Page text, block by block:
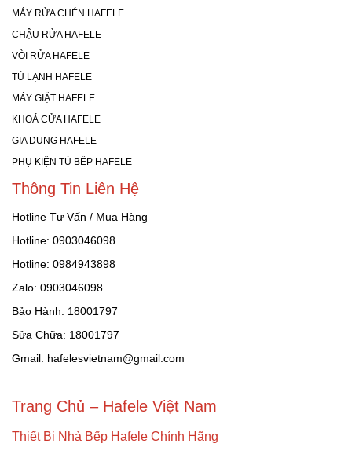
MÁY RỬA CHÉN HAFELE
CHẬU RỬA HAFELE
VÒI RỬA HAFELE
TỦ LẠNH HAFELE
MÁY GIẶT HAFELE
KHOÁ CỬA HAFELE
GIA DỤNG HAFELE
PHỤ KIỆN TỦ BẾP HAFELE
Thông Tin Liên Hệ
Hotline Tư Vấn / Mua Hàng
Hotline: 0903046098
Hotline: 0984943898
Zalo: 0903046098
Bảo Hành: 18001797
Sửa Chữa: 18001797
Gmail: hafelesvietnam@gmail.com
Trang Chủ – Hafele Việt Nam
Thiết Bị Nhà Bếp Hafele Chính Hãng